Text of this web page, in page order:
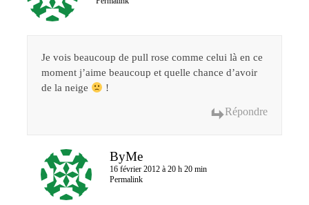
Je vois beaucoup de pull rose comme celui là en ce
moment j’aime beaucoup et quelle chance d’avoir
de la neige
!
Répondre
ByMe
16 février 2012 à 20 h 20 min
Permalink